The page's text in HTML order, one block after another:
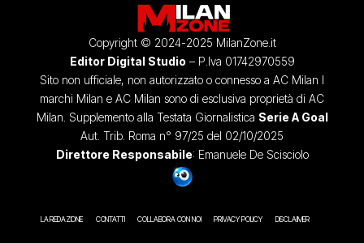
Copyright © 2024-2025 MilanZone.it
Editor Digital Studio – P.Iva 01742970559
Sito non ufficiale, non autorizzato o connesso a AC Milan I
marchi Milan e AC Milan sono di esclusiva proprietà di AC
Milan. Supplemento alla Testata Giornalistica Serie A Goal
Aut. Trib. Roma n° 97/25 del 02/10/2025
Direttore Responsabile: Emanuele De Scisciolo
LA REDAZIONE CONTATTI COLLABORA CON NOI PRIVACY POLICY DISCLAIMER